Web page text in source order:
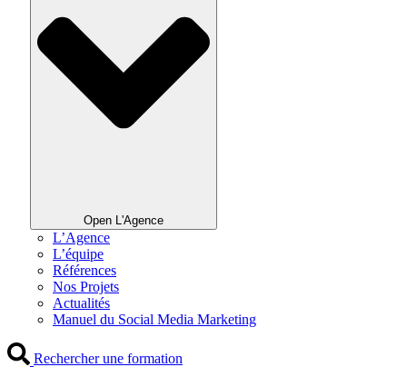
Open L'Agence
L’Agence
L’équipe
Références
Nos Projets
Actualités
Manuel du Social Media Marketing
Rechercher une formation